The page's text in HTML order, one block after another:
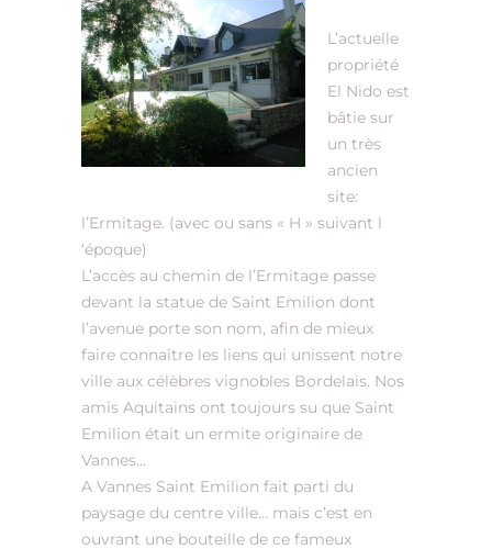
L’actuelle
propriété
El Nido est
bâtie sur
un très
ancien
site:
l’Ermitage. (avec ou sans « H » suivant l
‘époque)
L’accès au chemin de l’Ermitage passe
devant la statue de Saint Emilion dont
l’avenue porte son nom, afin de mieux
faire connaître les liens qui unissent notre
ville aux célèbres vignobles Bordelais. Nos
amis Aquitains ont toujours su que Saint
Emilion était un ermite originaire de
Vannes…
A Vannes Saint Emilion fait parti du
paysage du centre ville… mais c’est en
ouvrant une bouteille de ce fameux